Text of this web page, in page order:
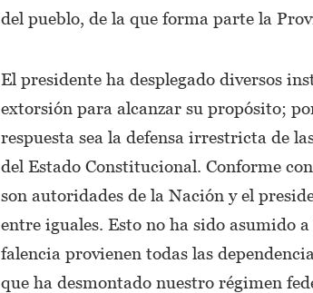
del pueblo, de la que forma parte la
El presidente ha desplegado diversos
extorsión para alcanzar su propósito;
respuesta sea la defensa irrestricta de
del Estado Constitucional. Conforme
son autoridades de la Nación y el
entre iguales. Esto no ha sido asumido
falencia provienen todas las
que ha desmontado nuestro régimen